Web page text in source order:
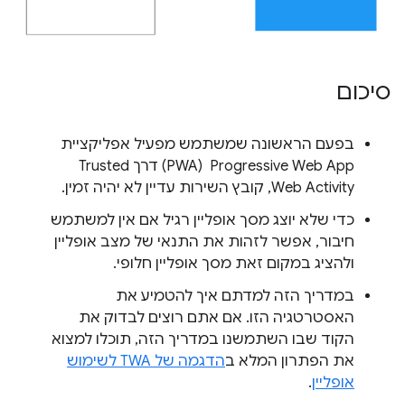
סיכום
בפעם הראשונה שמשתמש מפעיל אפליקציית
Progressive Web App ‏ (PWA) דרך Trusted
Web Activity, קובץ השירות עדיין לא יהיה זמין.
כדי שלא יוצג מסך אופליין רגיל אם אין למשתמש
חיבור, אפשר לזהות את התנאי של מצב אופליין
ולהציג במקום זאת מסך אופליין חלופי.
במדריך הזה למדתם איך להטמיע את
האסטרטגיה הזו. אם אתם רוצים לבדוק את
הקוד שבו השתמשנו במדריך הזה, תוכלו למצוא
את הפתרון המלא ב
הדגמה של TWA לשימוש
אופליין.